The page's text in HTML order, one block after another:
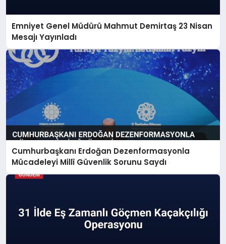
Emniyet Genel Müdürü Mahmut Demirtaş 23 Nisan
Mesajı Yayınladı
Cumhurbaşkanı Erdoğan Dezenformasyonla
Mücadeleyi Millî Güvenlik Sorunu Saydı